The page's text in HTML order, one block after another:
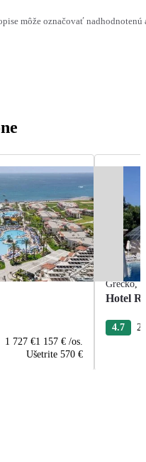
môže označovať
1 727 €1 157 € /os.
Ušetrite 570 €
Grécko,
Hotel
4.7